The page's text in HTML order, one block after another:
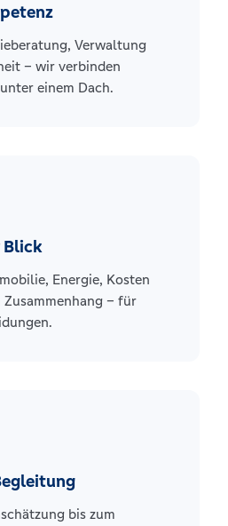
Verwaltung
– wir verbinden
einem Dach.
Blick
Energie, Kosten
– für
bis zum